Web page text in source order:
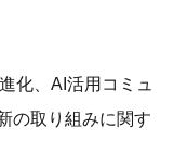
化、AI活用コミュ
の取り組みに関す